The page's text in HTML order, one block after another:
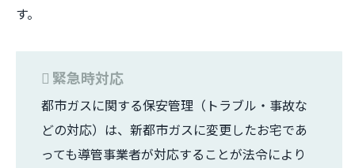
す。
緊急時対応
都市ガスに関する保安管理（トラブル・事故な
どの対応）は、新都市ガスに変更したお宅であ
っても導管事業者が対応することが法令により